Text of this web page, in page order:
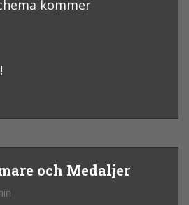
kommer
och Medaljer